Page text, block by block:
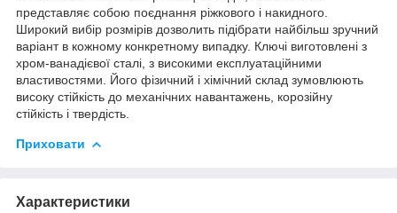
представляє собою поєднання ріжкового і накидного.
Широкий вибір розмірів дозволить підібрати найбільш зручний
варіант в кожному конкретному випадку. Ключі виготовлені з
хром-ванадієвої сталі, з високими експлуатаційними
властивостями. Його фізичний і хімічний склад зумовлюють
високу стійкість до механічних навантажень, корозійну
стійкість і твердість.
Приховати
Характеристики